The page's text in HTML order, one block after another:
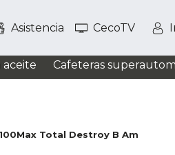
Asistencia CecoTV
aceite Cafeteras
Total Destroy B Am